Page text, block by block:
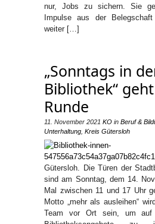
nur, Jobs zu sichern. Sie
Impulse aus der
weiter […]
„Sonntags in
Bibliothek“
Runde
11. November 2021 KO in Beruf &
Unterhaltung Kreis Gütersloh
Gütersloh. Die Türen der
sind am Sonntag, dem 14.
Mal zwischen 11 und 17 Uhr
Motto „mehr als ausleihen“
Team vor Ort sein, um auf